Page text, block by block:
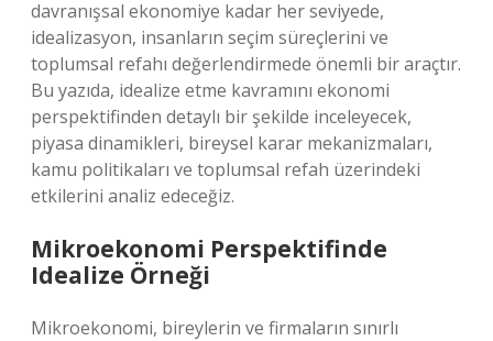
davranışsal ekonomiye kadar her seviyede,
idealizasyon, insanların seçim süreçlerini ve
toplumsal refahı değerlendirmede önemli bir araçtır.
Bu yazıda, idealize etme kavramını ekonomi
perspektifinden detaylı bir şekilde inceleyecek,
piyasa dinamikleri, bireysel karar mekanizmaları,
kamu politikaları ve toplumsal refah üzerindeki
etkilerini analiz edeceğiz.
Mikroekonomi Perspektifinde
Idealize Örneği
Mikroekonomi, bireylerin ve firmaların sınırlı